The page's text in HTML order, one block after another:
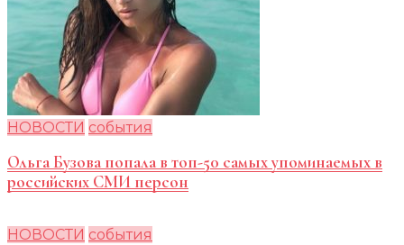
НОВОСТИ события
Ольга Бузова попала в топ-50 самых упоминаемых в
российских СМИ персон
НОВОСТИ события